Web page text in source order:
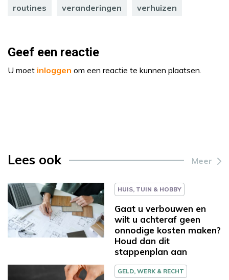
routines veranderingen verhuizen
Geef een reactie
U moet inloggen om een reactie te kunnen plaatsen.
Lees ook Meer
HUIS, TUIN & HOBBY
Gaat u verbouwen en
wilt u achteraf geen
onnodige kosten maken?
Houd dan dit
stappenplan aan
GELD, WERK & RECHT